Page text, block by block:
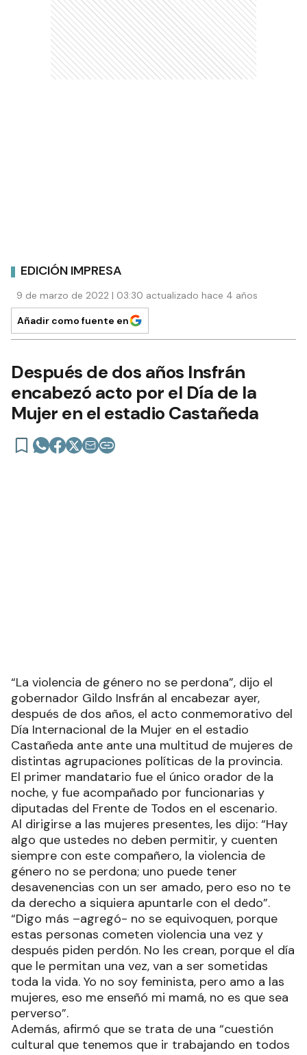
EDICIÓN IMPRESA
9 de marzo de 2022 | 03:30 actualizado hace 4 años
Después de dos años Insfrán
encabezó acto por el Día de la
Mujer en el estadio Castañeda
“La violencia de género no se perdona”, dijo el
gobernador Gildo Insfrán al encabezar ayer,
después de dos años, el acto conmemorativo del
Día Internacional de la Mujer en el estadio
Castañeda ante ante una multitud de mujeres de
distintas agrupaciones políticas de la provincia.
El primer mandatario fue el único orador de la
noche, y fue acompañado por funcionarias y
diputadas del Frente de Todos en el escenario.
Al dirigirse a las mujeres presentes, les dijo: “Hay
algo que ustedes no deben permitir, y cuenten
siempre con este compañero, la violencia de
género no se perdona; uno puede tener
desavenencias con un ser amado, pero eso no te
da derecho a siquiera apuntarle con el dedo”.
“Digo más –agregó- no se equivoquen, porque
estas personas cometen violencia una vez y
después piden perdón. No les crean, porque el día
que le permitan una vez, van a ser sometidas
toda la vida. Yo no soy feminista, pero amo a las
mujeres, eso me enseñó mi mamá, no es que sea
perverso”.